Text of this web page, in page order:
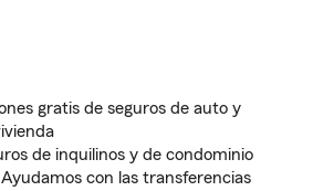
gratis de seguros de auto y
de inquilinos y de condominio
con las transferencias